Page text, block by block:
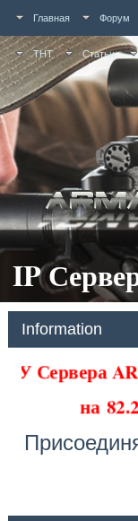
Главная Форум
ТНТ Статьи
IP
Information
У Сервера
на